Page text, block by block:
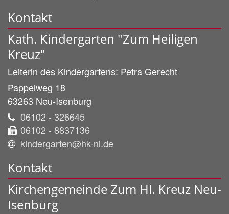
Kontakt
Kath. Kindergarten "Zum Heiligen
Kreuz"
Leiterin des Kindergartens: PetraGerecht
Pappelweg 18
63263 Neu-Isenburg
06102 - 326645
06102 - 8837136
kindergarten@hk-ni.de
Kontakt
Kirchengemeinde Zum Hl. Kreuz Neu-
Isenburg